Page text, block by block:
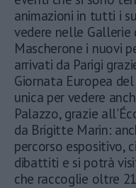
animazioni in tutti i
vedere nelle
Mascherone i nuovi
arrivati da Parigi
Giornata Europea
unica per vedere
Palazzo, grazie
da Brigitte Marin:
percorso espositivo,
dibattiti e si potrà
che raccoglie oltre